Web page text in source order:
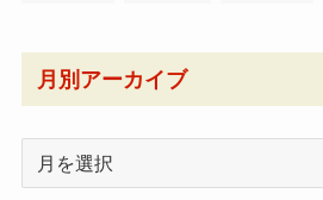
月別アーカイブ